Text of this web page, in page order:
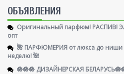
ОБЪЯВЛЕНИЯ
Оригинальный парфюм! РАСПИВ!
опт
🌺 ПАРФЮМЕРИЯ от люкса до
неделю! 🌺
🪷🪷🪷 ДИЗАЙНЕРСКАЯ